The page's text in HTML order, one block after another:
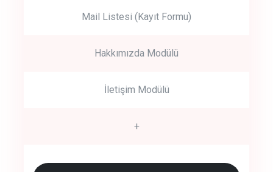
Mail Listesi (Kayıt Formu)
Hakkımızda Modülü
İletişim Modülü
+